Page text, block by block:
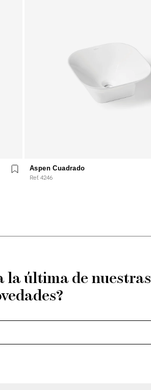
Aspen Cuadrado
Ref. 4246
la última de nuestras